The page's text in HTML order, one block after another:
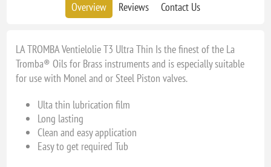
Overview Reviews Contact Us
LA TROMBA Ventielolie T3 Ultra Thin Is the finest of the La
Tromba® Oils for Brass instruments and is especially suitable
for use with Monel and or Steel Piston valves.
Ulta thin lubrication film
Long lasting
Clean and easy application
Easy to get required Tub